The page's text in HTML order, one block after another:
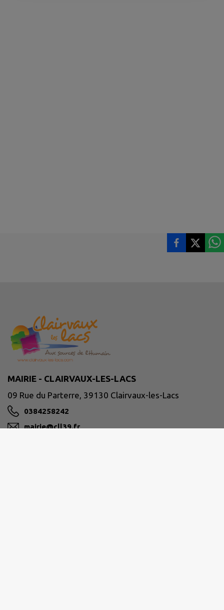
MAIRIE - CLAIRVAUX-LES-LACS
09 Rue du Parterre, 39130 Clairvaux-les-Lacs
0384258242
mairie@cll39.fr